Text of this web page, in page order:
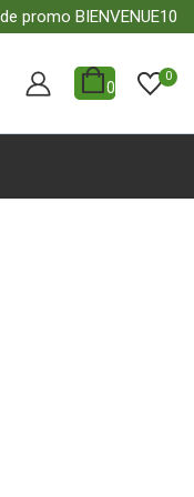
promo BIENVENUE10
0
0